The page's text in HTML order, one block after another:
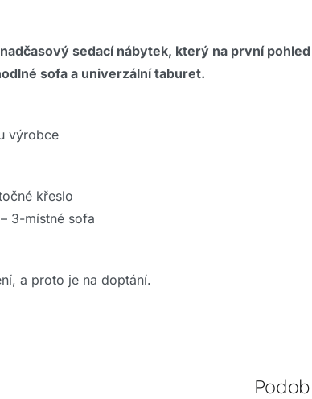
sedací nábytek, který na první
sofa a univerzální taburet.
výrobce
křeslo
– 3-místné sofa
a proto je na doptání.